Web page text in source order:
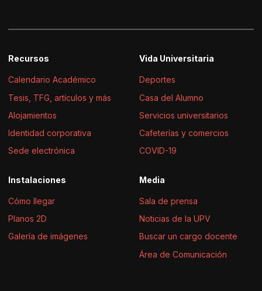
Recursos
Calendario Académico
Tesis, TFG, artículos y más
Alojamientos
Identidad corporativa
Sede electrónica
Vida Universitaria
Deportes
Casa del Alumno
Servicios universitarios
Cafeterías y comercios
COVID-19
Instalaciones
Cómo llegar
Planos 2D
Galería de imágenes
Media
Sala de prensa
Noticias de la UPV
Buscar un cargo docente
Área de Comunicación